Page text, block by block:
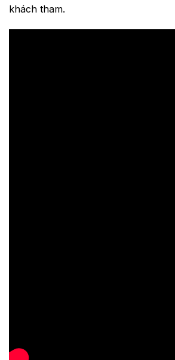
khách tham.